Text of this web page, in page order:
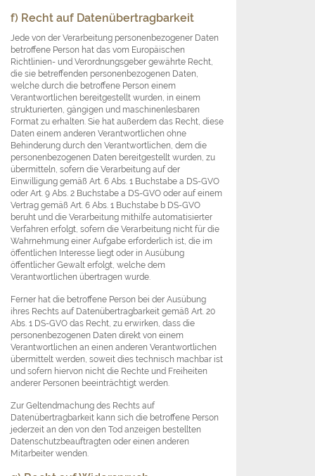
f) Recht auf Datenübertragbarkeit
Jede von der Verarbeitung personenbezogener Daten
betroffene Person hat das vom Europäischen
Richtlinien- und Verordnungsgeber gewährte Recht,
die sie betreffenden personenbezogenen Daten,
welche durch die betroffene Person einem
Verantwortlichen bereitgestellt wurden, in einem
strukturierten, gängigen und maschinenlesbaren
Format zu erhalten. Sie hat außerdem das Recht, diese
Daten einem anderen Verantwortlichen ohne
Behinderung durch den Verantwortlichen, dem die
personenbezogenen Daten bereitgestellt wurden, zu
übermitteln, sofern die Verarbeitung auf der
Einwilligung gemäß Art. 6 Abs. 1 Buchstabe a DS-GVO
oder Art. 9 Abs. 2 Buchstabe a DS-GVO oder auf einem
Vertrag gemäß Art. 6 Abs. 1 Buchstabe b DS-GVO
beruht und die Verarbeitung mithilfe automatisierter
Verfahren erfolgt, sofern die Verarbeitung nicht für die
Wahrnehmung einer Aufgabe erforderlich ist, die im
öffentlichen Interesse liegt oder in Ausübung
öffentlicher Gewalt erfolgt, welche dem
Verantwortlichen übertragen wurde.
Ferner hat die betroffene Person bei der Ausübung
ihres Rechts auf Datenübertragbarkeit gemäß Art. 20
Abs. 1 DS-GVO das Recht, zu erwirken, dass die
personenbezogenen Daten direkt von einem
Verantwortlichen an einen anderen Verantwortlichen
übermittelt werden, soweit dies technisch machbar ist
und sofern hiervon nicht die Rechte und Freiheiten
anderer Personen beeinträchtigt werden.
Zur Geltendmachung des Rechts auf
Datenübertragbarkeit kann sich die betroffene Person
jederzeit an den von den Tod anzeigen bestellten
Datenschutzbeauftragten oder einen anderen
Mitarbeiter wenden.